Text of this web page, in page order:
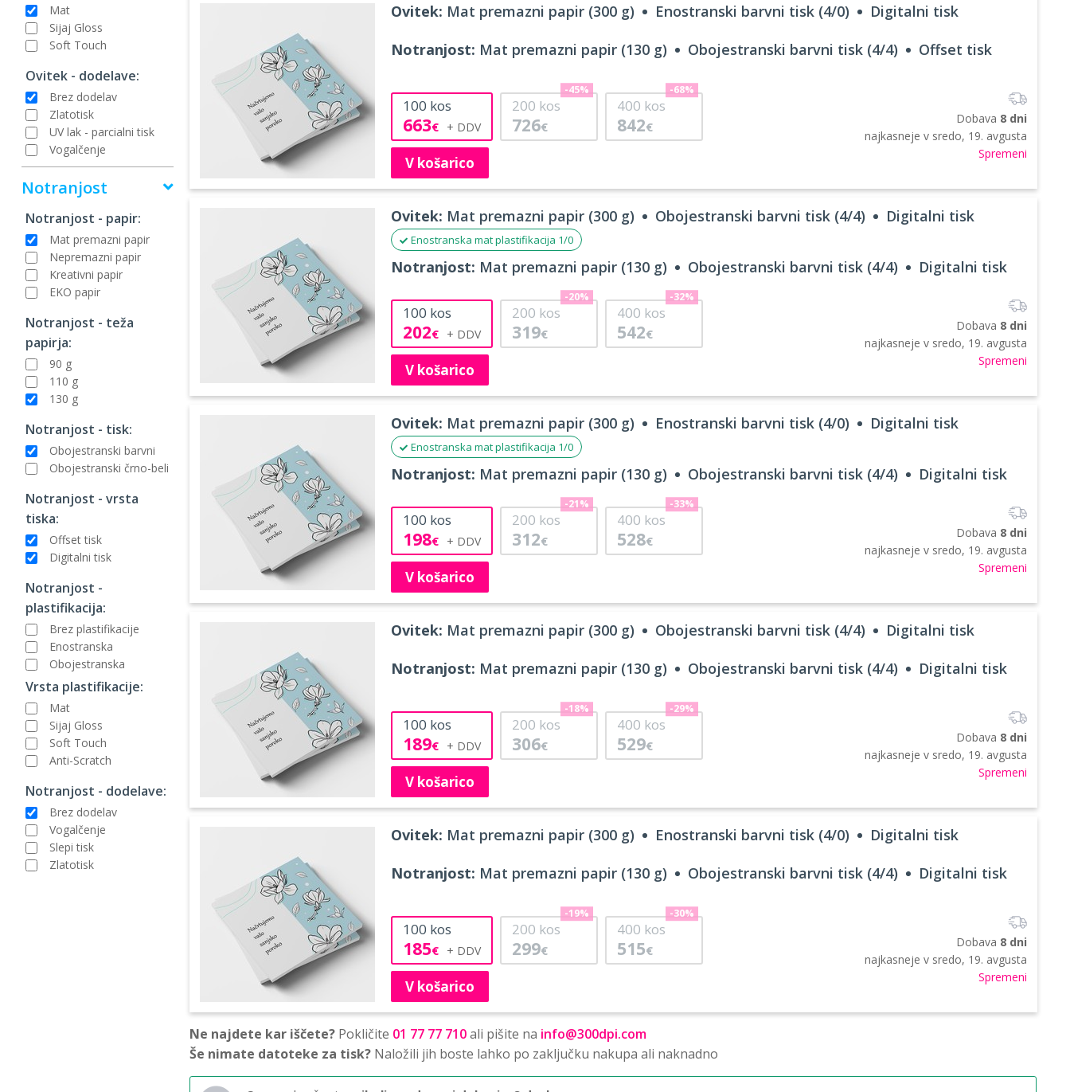
Mat
Sijaj Gloss
Soft Touch
Ovitek - dodelave:
Brez dodelav
Zlatotisk
UV lak - parcialni tisk
Vogalčenje
Notranjost
Notranjost - papir:
Mat premazni papir
Nepremazni papir
Kreativni papir
EKO papir
Notranjost - teža
papirja:
90 g
110 g
130 g
Notranjost - tisk:
Obojestranski barvni
Obojestranski črno-beli
Notranjost - vrsta
tiska:
Offset tisk
Digitalni tisk
Notranjost -
plastifikacija:
Brez plastifikacije
Enostranska
Obojestranska
Vrsta plastifikacije:
Mat
Sijaj Gloss
Soft Touch
Anti-Scratch
Notranjost - dodelave:
Brez dodelav
Vogalčenje
Slepi tisk
Zlatotisk
Ovitek: Mat premazni papir (300 g) Enostranski barvni tisk (4/0) Digitalni tisk
Notranjost: Mat premazni papir (130 g) Obojestranski barvni tisk (4/4) Offset tisk
100 kos
663€
200 kos
726€
-45%
400 kos
842€
-68%
V košarico
Dobava 8 dni
najkasneje v sredo, 19. avgusta
Spremeni
Ovitek: Mat premazni papir (300 g) Obojestranski barvni tisk (4/4) Digitalni tisk
Enostranska mat plastifikacija 1/0
Notranjost: Mat premazni papir (130 g) Obojestranski barvni tisk (4/4) Digitalni tisk
100 kos
202€
200 kos
319€
-20%
400 kos
542€
-32%
V košarico
Dobava 8 dni
najkasneje v sredo, 19. avgusta
Spremeni
Ovitek: Mat premazni papir (300 g) Enostranski barvni tisk (4/0) Digitalni tisk
Enostranska mat plastifikacija 1/0
Notranjost: Mat premazni papir (130 g) Obojestranski barvni tisk (4/4) Digitalni tisk
100 kos
198€
200 kos
312€
-21%
400 kos
528€
-33%
V košarico
Dobava 8 dni
najkasneje v sredo, 19. avgusta
Spremeni
Ovitek: Mat premazni papir (300 g) Obojestranski barvni tisk (4/4) Digitalni tisk
Notranjost: Mat premazni papir (130 g) Obojestranski barvni tisk (4/4) Digitalni tisk
100 kos
189€
200 kos
306€
-18%
400 kos
529€
-29%
V košarico
Dobava 8 dni
najkasneje v sredo, 19. avgusta
Spremeni
Ovitek: Mat premazni papir (300 g) Enostranski barvni tisk (4/0) Digitalni tisk
Notranjost: Mat premazni papir (130 g) Obojestranski barvni tisk (4/4) Digitalni tisk
100 kos
185€
200 kos
299€
-19%
400 kos
515€
-30%
V košarico
Dobava 8 dni
najkasneje v sredo, 19. avgusta
Spremeni
Ne najdete kar iščete? Pokličite 01 77 77 710ali pišite na info@300dpi.com
Še nimate datoteke za tisk? Naložili jih boste lahko po zaključku nakupa ali naknadno